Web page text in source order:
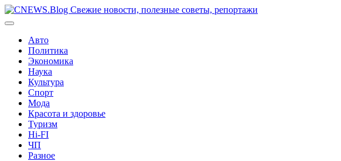
Перейти
к
Авто
Политика
Экономика
Наука
Культура
Спорт
Мода
Красота и здоровье
Туризм
Hi-FI
ЧП
Разное